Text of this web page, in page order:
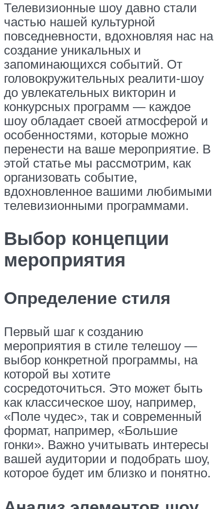
Телевизионные шоу давно стали
частью нашей культурной
повседневности, вдохновляя нас на
создание уникальных и
запоминающихся событий. От
головокружительных реалити-шоу
до увлекательных викторин и
конкурсных программ — каждое
шоу обладает своей атмосферой и
особенностями, которые можно
перенести на ваше мероприятие. В
этой статье мы рассмотрим, как
организовать событие,
вдохновленное вашими любимыми
телевизионными программами.
Выбор концепции
мероприятия
Определение стиля
Первый шаг к созданию
мероприятия в стиле телешоу —
выбор конкретной программы, на
которой вы хотите
сосредоточиться. Это может быть
как классическое шоу, например,
«Поле чудес», так и современный
формат, например, «Большие
гонки». Важно учитывать интересы
вашей аудитории и подобрать шоу,
которое будет им близко и понятно.